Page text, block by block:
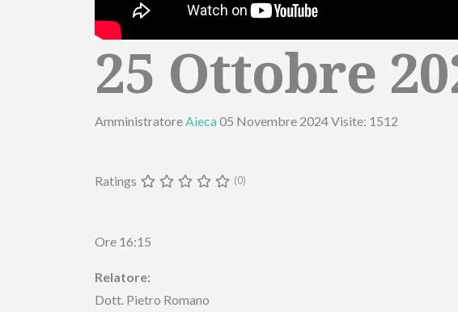
25 Ottobre
AmministratoreAieca05 Novembre 2024Visite: 1512
Ratings (0)
Ore 16:15
Relatore:
Dott. Pietro Romano